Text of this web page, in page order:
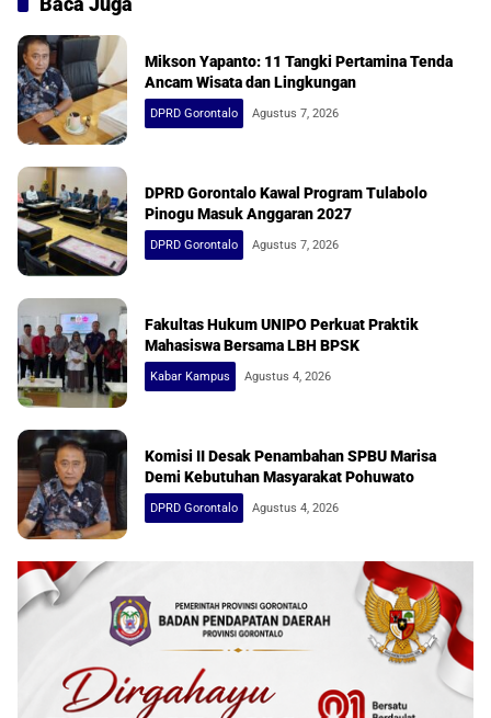
Mikson Yapanto: 11 Tangki Pertamina Tenda
Ancam Wisata dan Lingkungan
DPRD Gorontalo Agustus 7, 2026
DPRD Gorontalo Kawal Program Tulabolo
Pinogu Masuk Anggaran 2027
DPRD Gorontalo Agustus 7, 2026
Fakultas Hukum UNIPO Perkuat Praktik
Mahasiswa Bersama LBH BPSK
Kabar Kampus Agustus 4, 2026
Komisi II Desak Penambahan SPBU Marisa
Demi Kebutuhan Masyarakat Pohuwato
DPRD Gorontalo Agustus 4, 2026